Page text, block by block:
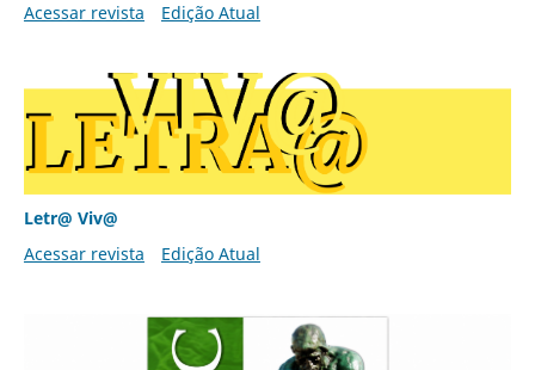
Acessar revista
Edição Atual
Letr@ Viv@
Acessar revista
Edição Atual